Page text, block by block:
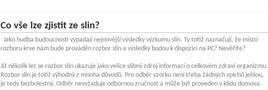
Co vše lze zjistit ze slin?
Jako hudba budoucnosti vypadají nejnovější výsledky výzkumu slin. Ty totiž naznačují, že místo
rozboru krve nám bude prováděn rozbor slin a výsledky budou k dispozici na PC? Nevěříte?
Již několik let se rozbor slin ukazuje jako velice slibný zdroj informací o celkovém zdraví organizmu.
Rozbor slin je totiž výhodný z mnoha důvodů. Pro odběr vzorku není třeba žádných vpichů jehlou,
je tedy bezbolestný. Odběr nevyžaduje odbornou zručnost a může být proveden v klidu domova.